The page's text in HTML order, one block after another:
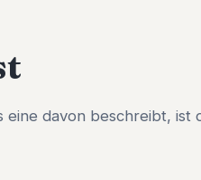
davon beschreibt, ist